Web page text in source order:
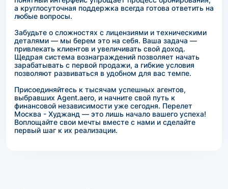
а круглосуточная поддержка всегда готова ответить на
любые вопросы.
Забудьте о сложностях с лицензиями и техническими
деталями — мы берем это на себя. Ваша задача —
привлекать клиентов и увеличивать свой доход.
Щедрая система вознаграждений позволяет начать
зарабатывать с первой продажи, а гибкие условия
позволяют развиваться в удобном для вас темпе.
Присоединяйтесь к тысячам успешных агентов,
выбравших Agent.aero, и начните свой путь к
финансовой независимости уже сегодня. Перелет
Москва - Худжанд — это лишь начало вашего успеха!
Воплощайте свои мечты вместе с нами и сделайте
первый шаг к их реализации.